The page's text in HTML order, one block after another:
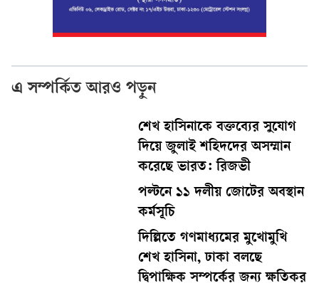
এ সম্পর্কিত আরও পড়ুন
শেখ হাসিনাকে বক্তব্যের সুযোগ
দিয়ে জুলাই শহিদদের অসম্মান
করেছে ভারত: রিজভী
পল্টনে ১১ দলীয় জোটের অবস্থান
কর্মসূচি
দিল্লিতে গণমাধ্যমের মুখোমুখি
শেখ হাসিনা, ঢাকা বলছে
দ্বিপাক্ষিক সম্পর্কের জন্য ক্ষতিকর